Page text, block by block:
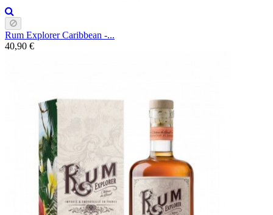
Rum Explorer Caribbean -...
40,90 €